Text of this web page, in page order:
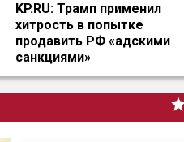
KP.RU: Трамп применил
хитрость в попытке
продавить РФ «адскими
санкциями»